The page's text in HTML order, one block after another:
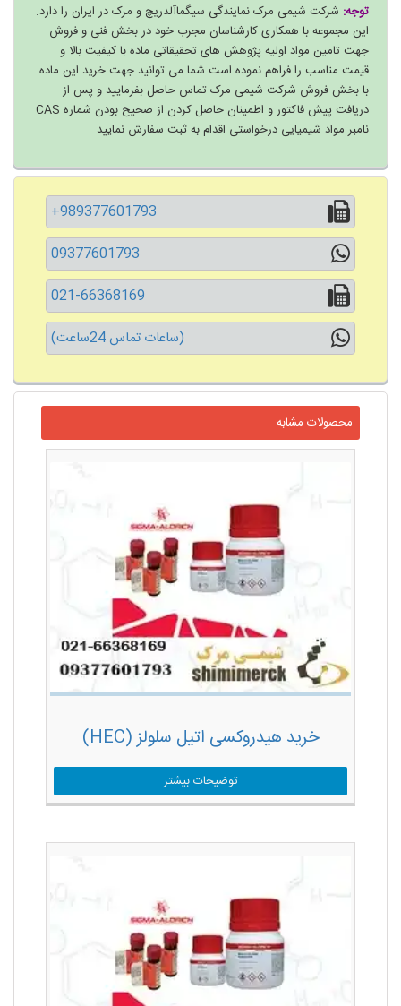
توجه: شرکت شیمی مرک نمایندگی سیگماآلدریچ و مرک در ایران را دارد.
این مجموعه با همکاری کارشناسان مجرب خود در بخش فنی و فروش
جهت تامین مواد اولیه پژوهش های تحقیقاتی ماده با کیفیت بالا و
قیمت مناسب را فراهم نموده است شما می توانید جهت خرید این ماده
با بخش فروش شرکت شیمی مرک تماس حاصل بفرمایید و پس از
دریافت پیش فاکتور و اطمینان حاصل کردن از صحیح بودن شماره CAS
نامبر مواد شیمیایی درخواستی اقدام به ثبت سفارش نمایید.
+989377601793
09377601793
021-66368169
(ساعات تماس 24ساعت)
محصولات مشابه
خرید هیدروکسی اتیل سلولز (HEC)
توضیحات بیشتر